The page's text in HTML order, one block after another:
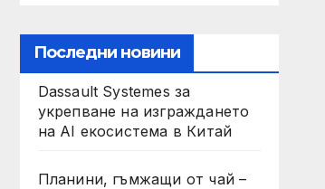
Последни новини
Dassault Systemes за
укрепване на изграждането
на AI екосистема в Китай
Планини, гъмжащи от чай –